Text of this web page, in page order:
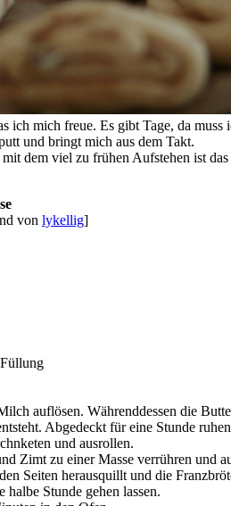
ich mich freue. Es gibt Tage, da
und bringt mich aus dem Takt.
dem viel zu frühen Aufstehen ist
von lykellig]
auflösen. Währenddessen die
Abgedeckt für eine Stunde
und ausrollen.
Zimt zu einer Masse verrühren und
Seiten herausquillt und die
halbe Stunde gehen lassen.